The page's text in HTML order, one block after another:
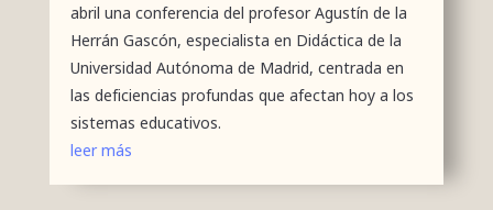
abril una conferencia del profesor Agustín de la
Herrán Gascón, especialista en Didáctica de la
Universidad Autónoma de Madrid, centrada en
las deficiencias profundas que afectan hoy a los
sistemas educativos.
leer más